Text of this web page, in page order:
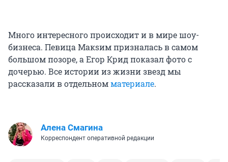
Много интересного происходит и в мире шоу-
бизнеса. Певица Макsим призналась в самом
большом позоре, а Егор Крид показал фото с
дочерью. Все истории из жизни звезд мы
рассказали в отдельномматериале.
Алена Смагина
Корреспондент оперативной редакции